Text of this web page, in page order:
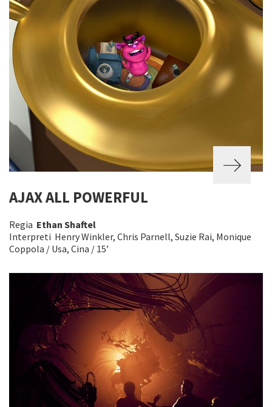
AJAX ALL POWERFUL
Regia Ethan Shaftel
Interpreti Henry Winkler, Chris Parnell, Suzie Rai, Monique
Coppola / Usa, Cina / 15’